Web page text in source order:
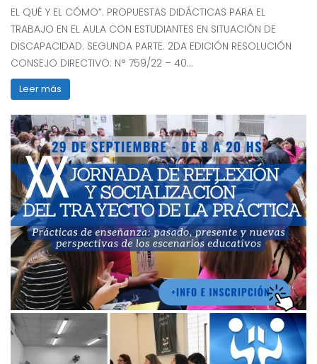
EL QUÉ Y EL CÓMO”. PROPUESTAS DIDÁCTICAS PARA EL
TRABAJO EN EL AULA CON ESTUDIANTES EN SITUACIÓN DE
DISCAPACIDAD. SEGUNDA PARTE. 2DA EDICIÓN RESOLUCIÓN
CONSEJO DIRECTIVO: N° 759/22 – 40…
Leer más